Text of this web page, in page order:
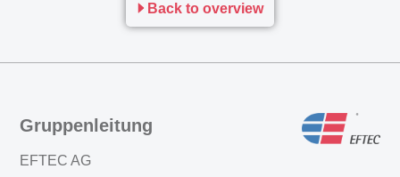
Back to overview
Gruppenleitung
EFTEC AG